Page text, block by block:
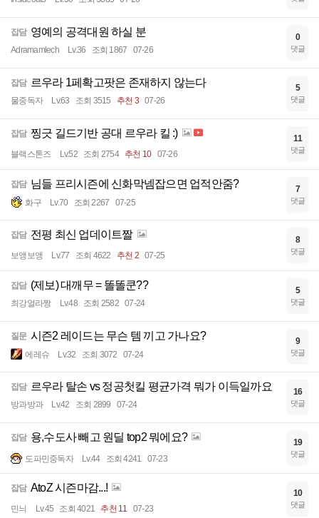
잡담 영예의 공격대원 하실 분
Adramamlech Lv.36 조회 1867 07-26
0
댓글
잡담 르우라 1페확고팟은 존재하지 않는다
물중독자 Lv.63 조회 3515 추천 3 07-26
5
댓글
잡담 찡긋 길드기반 공대 르우라 킬 :)
블랙스톤즈 Lv.52 조회 2754 추천 10 07-26
11
댓글
잡담 님들 프리시즌에 신화막넴잡으면 업적안줌?
화구 Lv.70 조회 2267 07-25
7
댓글
잡담 전평 최신 업데이트짤
보앵보앵 Lv.77 조회 4622 추천 2 07-25
8
댓글
잡담 (제보) 대깨무 = 똘똘쿤??
최강얼라짱 Lv.48 조회 2582 07-24
5
댓글
질문 시즌2 레이드는 무슨 템 끼고 가나요?
에레슈 Lv.32 조회 3072 07-24
9
댓글
잡담 르우라 탈손 vs 정공첫킬 평균가격 뭐가 이득일까요
방과방과 Lv.42 조회 2899 07-24
16
댓글
잡담 용,수도사 빼고 원딜 top2 뭐에요?
도파민중독자 Lv.44 조회 4241 07-23
19
댓글
잡담 AtoZ 시즌마감...!
민늬 Lv.45 조회 4021 추천 11 07-23
10
댓글